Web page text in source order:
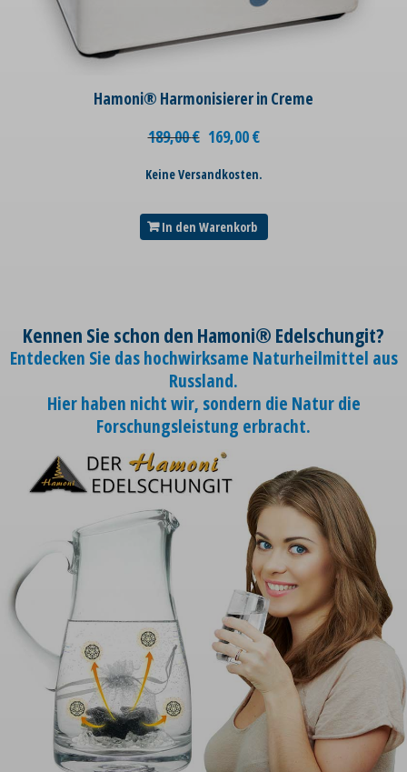
Hamoni® Harmonisierer in Creme
189,00€ 169,00€
Keine Versandkosten.
In den Warenkorb
Kennen Sie schon den Hamoni® Edelschungit?
Entdecken Sie das hochwirksame Naturheilmittel aus
Russland.
Hier haben nicht wir, sondern die Natur die
Forschungsleistung erbracht.